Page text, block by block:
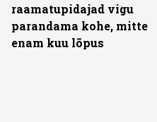
raamatupidajad vigu
parandama kohe, mitte
enam kuu lõpus